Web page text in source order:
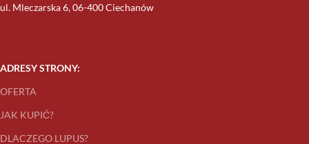
ul. Mleczarska 6, 06-400 Ciechanów
ADRESY STRONY:
OFERTA
JAK KUPIĆ?
DLACZEGO LUPUS?